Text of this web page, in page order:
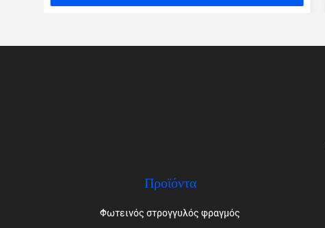
Προϊόντα
Φωτεινός στρογγυλός φραγμός